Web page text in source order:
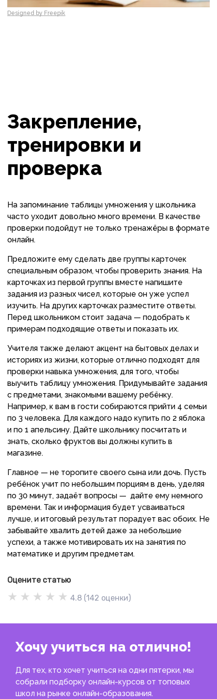
Designed by Freepik
Закрепление,
тренировки и
проверка
На запоминание таблицы умножения у школьника
часто уходит довольно много времени. В качестве
проверки подойдут не только тренажёры в формате
онлайн.
Предложите ему сделать две группы карточек
специальным образом, чтобы проверить знания. На
карточках из первой группы вместе напишите
задания из разных чисел, которые он уже успел
изучить. На других карточках разместите ответы.
Перед школьником стоит задача — подобрать к
примерам подходящие ответы и показать их.
Учителя также делают акцент на бытовых делах и
историях из жизни, которые отлично подходят для
проверки навыка умножения, для того, чтобы
выучить таблицу умножения. Придумывайте задания
с предметами, знакомыми вашему ребёнку.
Например, к вам в гости собираются прийти 4 семьи
по 3 человека. Для каждого надо купить по 2 яблока
и по 1 апельсину. Дайте школьнику посчитать и
знать, сколько фруктов вы должны купить в
магазине.
Главное — не торопите своего сына или дочь. Пусть
ребёнок учит по небольшим порциям в день, уделяя
по 30 минут, задаёт вопросы — дайте ему немного
времени. Так и информация будет усваиваться
лучше, и итоговый результат порадует вас обоих. Не
забывайте хвалить детей даже за небольшие
успехи, а также мотивировать их на занятия по
математике и другим предметам.
Оцените статью
★ ★ ★ ★ ★ 4.8 (142 оценки)
Хочу учиться на отлично!
Для тех, кто хочет учиться на одни пятерки, мы
собрали подборку онлайн-курсов от топовых
школ на рынке онлайн-образования.